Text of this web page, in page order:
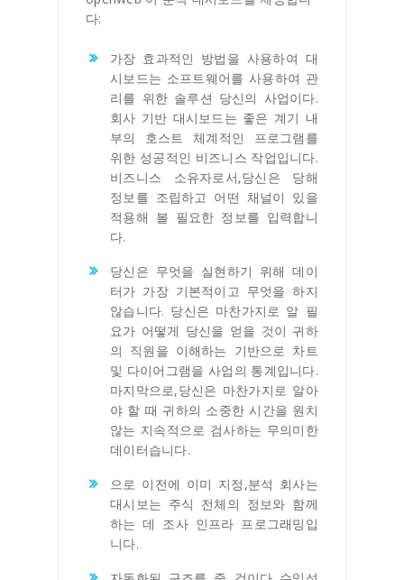
다:
가장 효과적인 방법을 사용하여 대
시보드는 소프트웨어를 사용하여 관
리를 위한 솔루션 당신의 사업이다.
회사 기반 대시보드는 좋은 계기 내
부의 호스트 체계적인 프로그램를
위한 성공적인 비즈니스 작업입니다.
비즈니스 소유자로서,당신은 당해
정보를 조립하고 어떤 채널이 있을
적용해 볼 필요한 정보를 입력합니
다.
당신은 무엇을 실현하기 위해 데이
터가 가장 기본적이고 무엇을 하지
않습니다. 당신은 마찬가지로 알 필
요가 어떻게 당신을 얻을 것이 귀하
의 직원을 이해하는 기반으로 차트
및 다이어그램을 사업의 통계입니다.
마지막으로,당신은 마찬가지로 알아
야 할 때 귀하의 소중한 시간을 원치
않는 지속적으로 검사하는 무의미한
데이터습니다.
으로 이전에 이미 지정,분석 회사는
대시보는 주식 전체의 정보와 함께
하는 데 조사 인프라 프로그래밍입
니다.